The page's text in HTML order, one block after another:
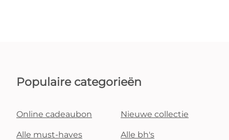
Populaire categorieën
Online cadeaubon Nieuwe collectie
Alle must-haves Alle bh's